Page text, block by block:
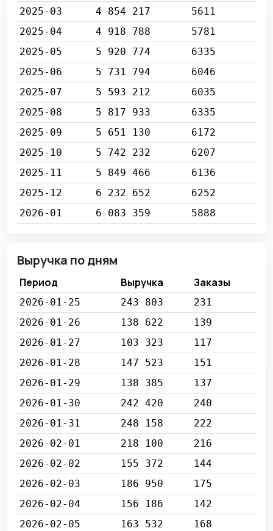
2025-03
4 854 217
5611
2025-04
4 918 788
5781
2025-05
5 920 774
6335
2025-06
5 731 794
6046
2025-07
5 593 212
6035
2025-08
5 817 933
6335
2025-09
5 651 130
6172
2025-10
5 742 232
6207
2025-11
5 849 466
6136
2025-12
6 232 652
6252
2026-01
6 083 359 5888
Выручка по дням
Период Выручка Заказы
2026-01-25 243 803
231
2026-01-26
138 622
139
2026-01-27
103 323
117
2026-01-28
147 523
151
2026-01-29
138 385
137
2026-01-30
242 420
240
2026-01-31
248 158
222
2026-02-01
218 100
216
2026-02-02
155 372
144
2026-02-03
186 950
175
2026-02-04
156 186
142
2026-02-05
163 532
168